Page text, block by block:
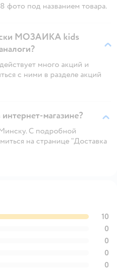
фото под названием товара.
МОЗАИКА kids
много акций и
с ними в разделе акций
магазине?
С подробной
на странице "Доставка
10
0
0
0
0